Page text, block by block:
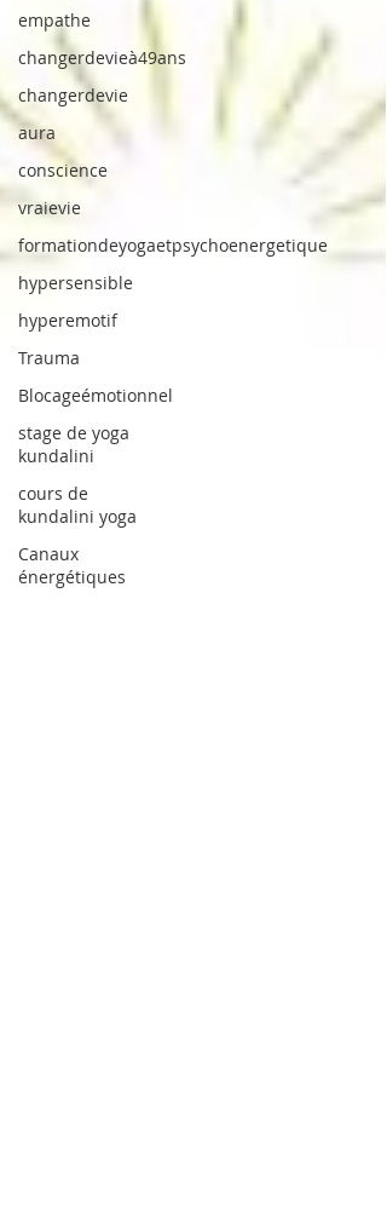
empathe
changerdevieà49ans
changerdevie
aura
conscience
vraievie
formationdeyogaetpsychoenergetique
hypersensible
hyperemotif
Trauma
Blocageémotionnel
stage de yoga
kundalini
cours de
kundalini yoga
Canaux
énergétiques